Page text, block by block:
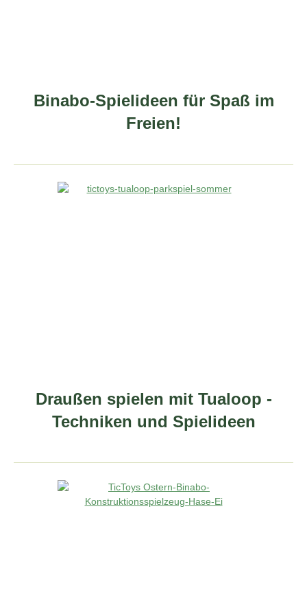
Binabo-Spielideen für Spaß im
Freien!
Draußen spielen mit Tualoop -
Techniken und Spielideen